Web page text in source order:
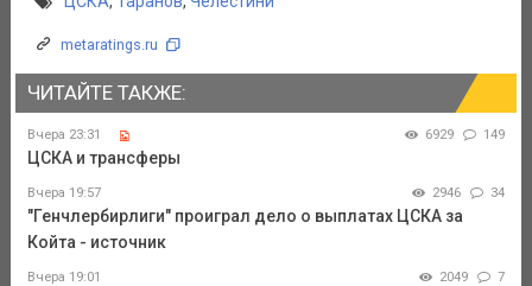
metaratings.ru
ЧИТАЙТЕ ТАКЖЕ:
Вчера 23:31 6929 149
ЦСКА и трансферы
Вчера 19:57 2946 34
"Генчлербирлиги" проиграл дело о выплатах ЦСКА за
Койта - источник
Вчера 19:01 2049 7